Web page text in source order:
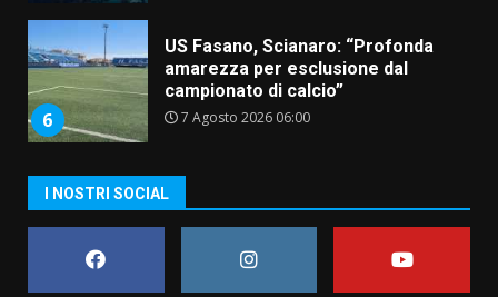
6
US Fasano, Scianaro: “Profonda
amarezza per esclusione dal
campionato di calcio”
7 Agosto 2026 06:00
Fasanese ferito a colpi di arma
I NOSTRI SOCIAL